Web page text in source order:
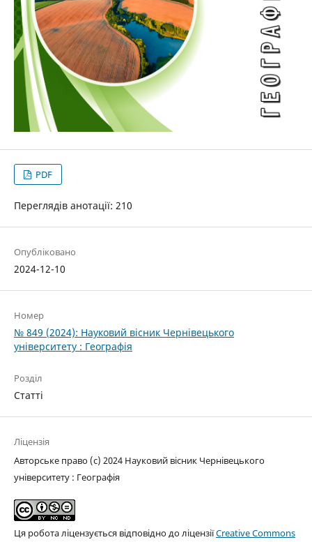
PDF
Переглядів анотації: 210
Опубліковано
2024-12-10
Номер
№ 849 (2024): Науковий вісник Чернівецького
університету : Географія
Розділ
Статті
Ліцензія
Авторське право (c) 2024 Науковий вісник Чернівецького
університету : Географія
Ця робота ліцензується відповідно до ліцензіїCreative Commons